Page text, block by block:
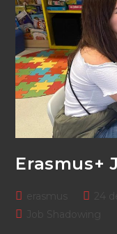
Erasmus+
Post
author:
erasmus
Post
Post